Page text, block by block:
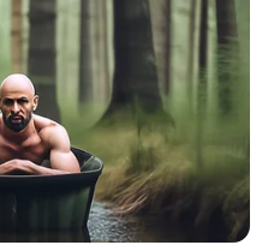
HARIMAU
HEP-T,
TARGET
Darat,Berita Update Alutsista,